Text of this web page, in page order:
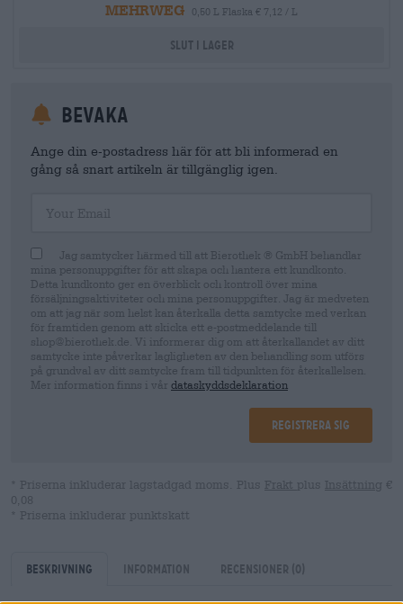
MEHRWEG
0,50 L Flaska € 7,12 / L
Slut i lager
Bevaka
Ange din e-postadress här för att bli informerad en
gång så snart artikeln är tillgänglig igen.
Jag samtycker härmed till att Bierothek ® GmbH behandlar
mina personuppgifter för att skapa och hantera ett kundkonto.
Detta kundkonto ger en överblick och kontroll över mina
försäljningsaktiviteter och mina personuppgifter. Jag är medveten
om att jag när som helst kan återkalla detta samtycke med verkan
för framtiden genom att skicka ett e-postmeddelande till
shop@bierothek.de. Vi informerar dig om att återkallandet av ditt
samtycke inte påverkar lagligheten av den behandling som utförs
på grundval av ditt samtycke fram till tidpunkten för återkallelsen.
Mer information finns i vår dataskyddsdeklaration
Registrera sig
* Priserna inkluderar lagstadgad moms. Plus Frakt plus Insättning €
0,08
* Priserna inkluderar punktskatt
Beskrivning Information Recensioner (0)